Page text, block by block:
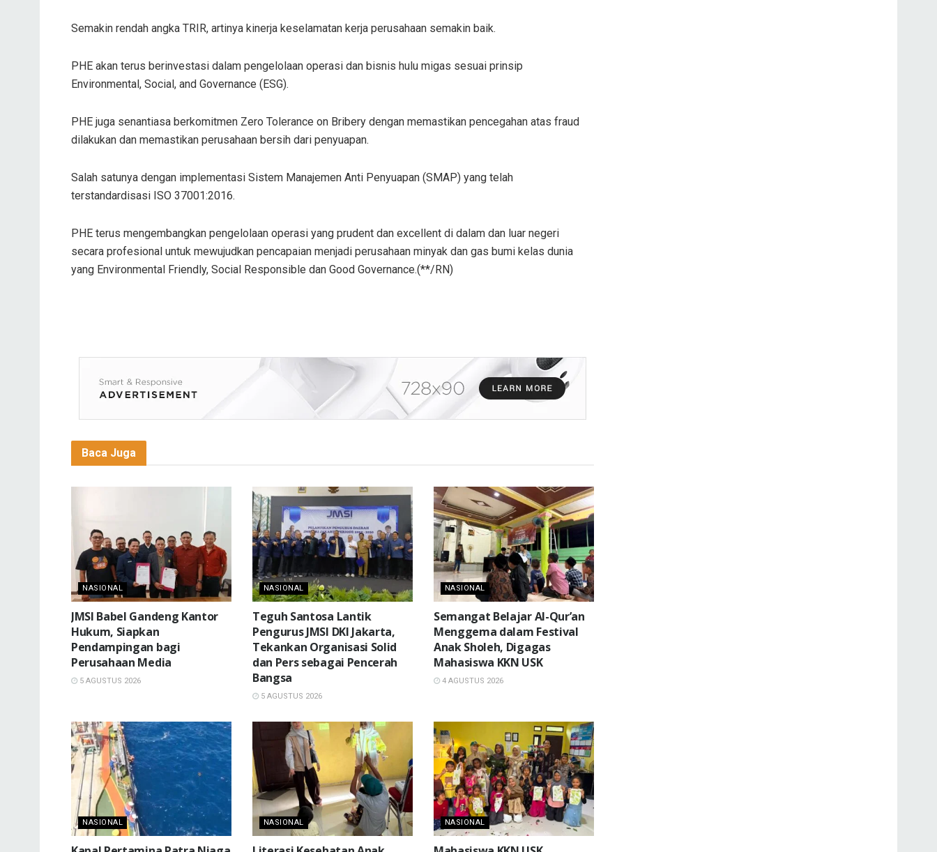
Semakin rendah angka TRIR, artinya kinerja keselamatan kerja perusahaan semakin baik.
PHE akan terus berinvestasi dalam pengelolaan operasi dan bisnis hulu migas sesuai prinsip
Environmental, Social, and Governance (ESG).
PHE juga senantiasa berkomitmen Zero Tolerance on Bribery dengan memastikan pencegahan atas fraud
dilakukan dan memastikan perusahaan bersih dari penyuapan.
Salah satunya dengan implementasi Sistem Manajemen Anti Penyuapan (SMAP) yang telah
terstandardisasi ISO 37001:2016.
PHE terus mengembangkan pengelolaan operasi yang prudent dan excellent di dalam dan luar negeri
secara profesional untuk mewujudkan pencapaian menjadi perusahaan minyak dan gas bumi kelas dunia
yang Environmental Friendly, Social Responsible dan Good Governance.(**/RN)
Baca Juga
NASIONAL
JMSI Babel Gandeng Kantor
Hukum, Siapkan
Pendampingan bagi
Perusahaan Media
5 AGUSTUS 2026
NASIONAL
Teguh Santosa Lantik
Pengurus JMSI DKI Jakarta,
Tekankan Organisasi Solid
dan Pers sebagai Pencerah
Bangsa
5 AGUSTUS 2026
NASIONAL
Semangat Belajar Al-Qur’an
Menggema dalam Festival
Anak Sholeh, Digagas
Mahasiswa KKN USK
4 AGUSTUS 2026
NASIONAL NASIONAL NASIONAL